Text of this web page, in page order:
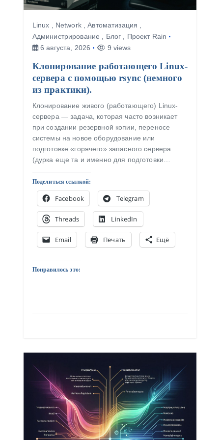
Linux Network,Автоматизация
Администрирование
Блог
Проект Rain
6 августа, 2026
9 views
Клонирование работающего Linux-
сервера с помощью rsync (немного
из практики).
Клонирование живого (работающего) Linux-
сервера — задача, которая часто возникает
при создании резервной копии, переносе
системы на новое оборудование или
подготовке «горячего» запасного сервера
(дурка еще та и именно для подготовки…
Поделиться ссылкой:
Facebook Telegram
Threads LinkedIn
Email Печать Ещё
Понравилось это: